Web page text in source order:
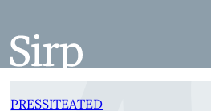
juurde
PRESSITEATED